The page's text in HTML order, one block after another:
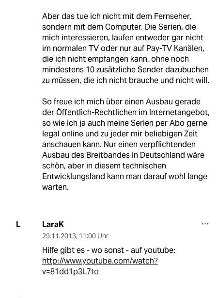
Aber das tue ich nicht mit dem Fernseher,
sondern mit dem Computer. Die Serien, die
mich interessieren, laufen entweder gar nicht
im normalen TV oder nur auf Pay-TV Kanälen,
die ich nicht empfangen kann, ohne noch
mindestens 10 zusätzliche Sender dazubuchen
zu müssen, die ich nicht brauche und nicht will.
So freue ich mich über einen Ausbau gerade
der Öffentlich-Rechtlichen im Internetangebot,
so wie ich ja auch meine Serien per Abo gerne
legal online und zu jeder mir beliebigen Zeit
anschauen kann. Nur einen verpflichtenden
Ausbau des Breitbandes in Deutschland wäre
schön, aber in diesem technischen
Entwicklungsland kann man darauf wohl lange
warten.
L LaraK
29.11.2013, 11:00 Uhr
Hilfe gibt es - wo sonst - auf youtube:
http://www.youtube.com/watch?
v=81dd1p3L7to